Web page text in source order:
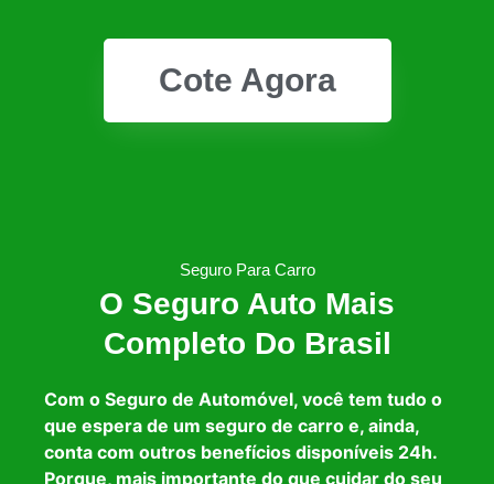
Cote Agora
Seguro Para Carro
O Seguro Auto Mais
Completo Do Brasil
Com o Seguro de Automóvel, você tem tudo o
que espera de um seguro de carro e, ainda,
conta com outros benefícios disponíveis 24h.
Porque, mais importante do que cuidar do seu